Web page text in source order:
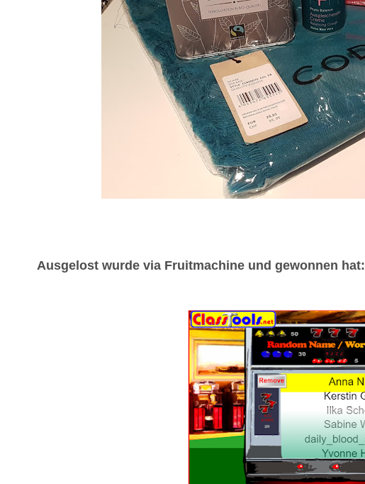
Ausgelost wurde via Fruitmachine und gewonnen hat: